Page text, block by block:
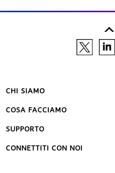
CHI SIAMO
COSA FACCIAMO
SUPPORTO
CONNETTITI CON NOI